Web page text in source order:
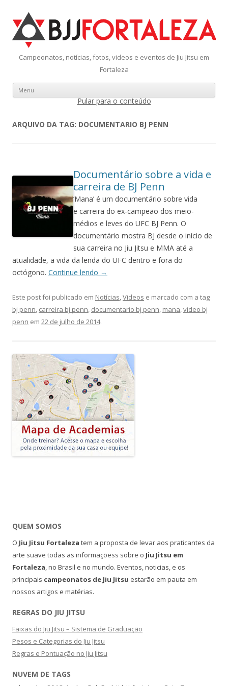
Campeonatos, notícias, fotos, videos e eventos de Jiu Jitsu em
Fortaleza
Menu
Pular para o conteúdo
ARQUIVO DA TAG: DOCUMENTARIO BJ PENN
Documentário sobre a vida e
carreira de BJ Penn
‘Mana’ é um documentário sobre vida
e carreira do ex-campeão dos meio-
médios e leves do UFC BJ Penn. O
documentário mostra BJ desde o início de
sua carreira no Jiu Jitsu e MMA até a
atualidade, a vida da lenda do UFC dentro e fora do
octógono. Continue lendo →
Este post foi publicado em Notícias,Videos e marcado com a tag
bj penn, carreira bj penn, documentario bj penn, mana,video bj
penn em 22 de julho de 2014.
QUEM SOMOS
O Jiu Jitsu Fortaleza tem a proposta de levar aos praticantes da
arte suave todas as informaçõess sobre o Jiu Jitsu em
Fortaleza, no Brasil e no mundo. Eventos, noticias, e os
principais campeonatos de Jiu Jitsu estarão em pauta em
nossos artigos e matérias.
REGRAS DO JIU JITSU
Faixas do Jiu Jitsu – Sistema de Graduação
Pesos e Categorias do Jiu Jitsu
Regras e Pontuação no Jiu Jitsu
NUVEM DE TAGS